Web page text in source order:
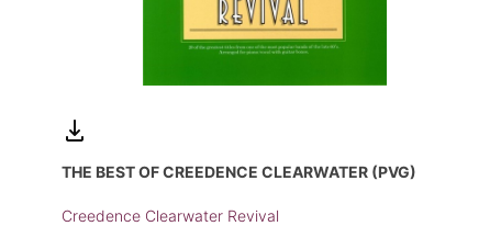
THE BEST OF CREEDENCE CLEARWATER (PVG)
Creedence Clearwater Revival